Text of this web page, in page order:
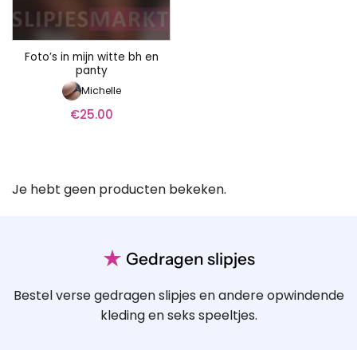
Foto’s in mijn witte bh en
panty
Michelle
€25.00
Je hebt geen producten bekeken.
★ Gedragen slipjes
Bestel verse gedragen slipjes en andere opwindende
kleding en seks speeltjes.